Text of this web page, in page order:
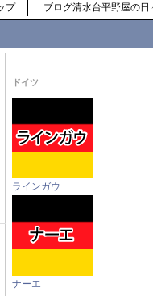
プ ブログ清水台平野屋の日
ドイツ
ラインガウ
ナーエ